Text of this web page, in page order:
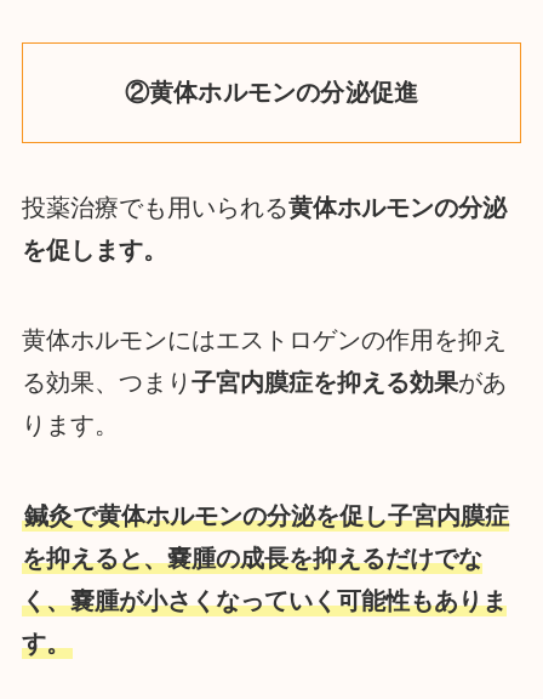
②黄体ホルモンの分泌促進
投薬治療でも用いられる黄体ホルモンの分泌
を促します。
黄体ホルモンにはエストロゲンの作用を抑え
る効果、つまり 子宮内膜症を抑える効果があ
ります。
鍼灸で黄体ホルモンの分泌を促し子宮内膜症
を抑えると、嚢腫の成長を抑えるだけでな
く、嚢腫が小さくなっていく可能性もありま
す。